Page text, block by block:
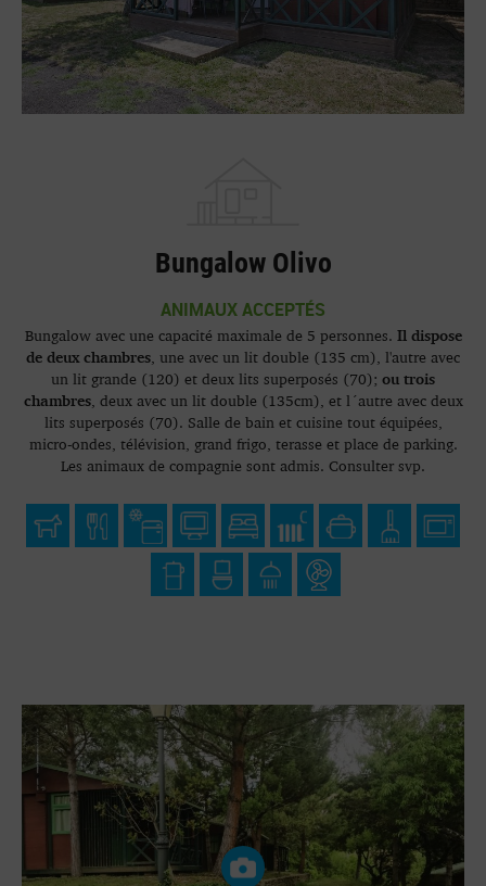
Bungalow Olivo
ANIMAUX ACCEPTÉS
Bungalow avec une capacité maximale de 5 personnes. Il dispose
de deux chambres , une avec un lit double (135 cm), l'autre avec
un lit grande (120) et deux lits superposés (70); ou trois
chambres, deux avec un lit double (135cm), et l´autre avec deux
lits superposés (70). Salle de bain et cuisine tout équipées,
micro-ondes, télévision, grand frigo, terasse et place de parking.
Les animaux de compagnie sont admis. Consulter svp.